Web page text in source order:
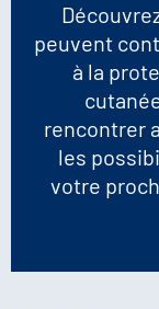
peuvent
à la
rencontrer
les
votre